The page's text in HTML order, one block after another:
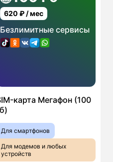
620 ₽ / мес
Безлимитные сервисы
карта Мегафон (100
Для смартфонов
Для модемов и любых
устройств